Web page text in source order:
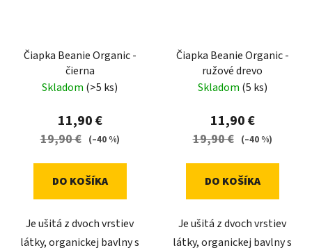
Čiapka Beanie Organic -
čierna
Skladom (>5 ks)
11,90 €
19,90 € (–40 %)
DO KOŠÍKA
Je ušitá z dvoch vrstiev
látky, organickej bavlny s
Čiapka Beanie Organic -
ružové drevo
Skladom (5 ks)
11,90 €
19,90 € (–40 %)
DO KOŠÍKA
Je ušitá z dvoch vrstiev
látky, organickej bavlny s